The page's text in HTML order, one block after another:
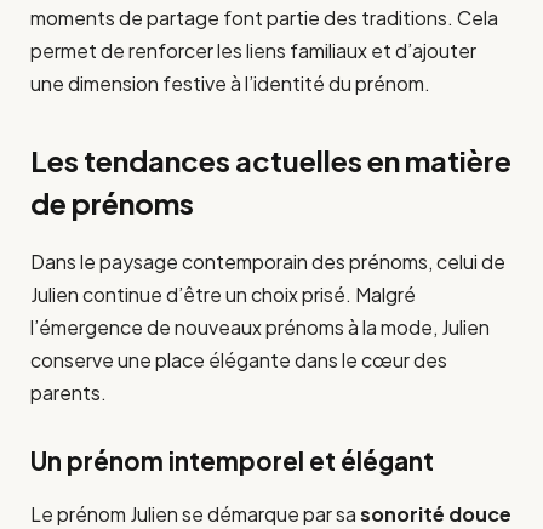
moments de partage font partie des traditions. Cela
permet de renforcer les liens familiaux et d’ajouter
une dimension festive à l’identité du prénom.
Les tendances actuelles en matière
de prénoms
Dans le paysage contemporain des prénoms, celui de
Julien continue d’être un choix prisé. Malgré
l’émergence de nouveaux prénoms à la mode, Julien
conserve une place élégante dans le cœur des
parents.
Un prénom intemporel et élégant
Le prénom Julien se démarque par sasonorité douce